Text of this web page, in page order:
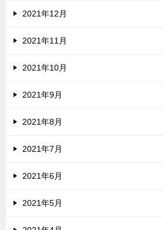
2021年12月
2021年11月
2021年10月
2021年9月
2021年8月
2021年7月
2021年6月
2021年5月